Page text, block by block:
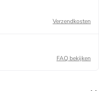
Verzendkosten
FAQ bekijken